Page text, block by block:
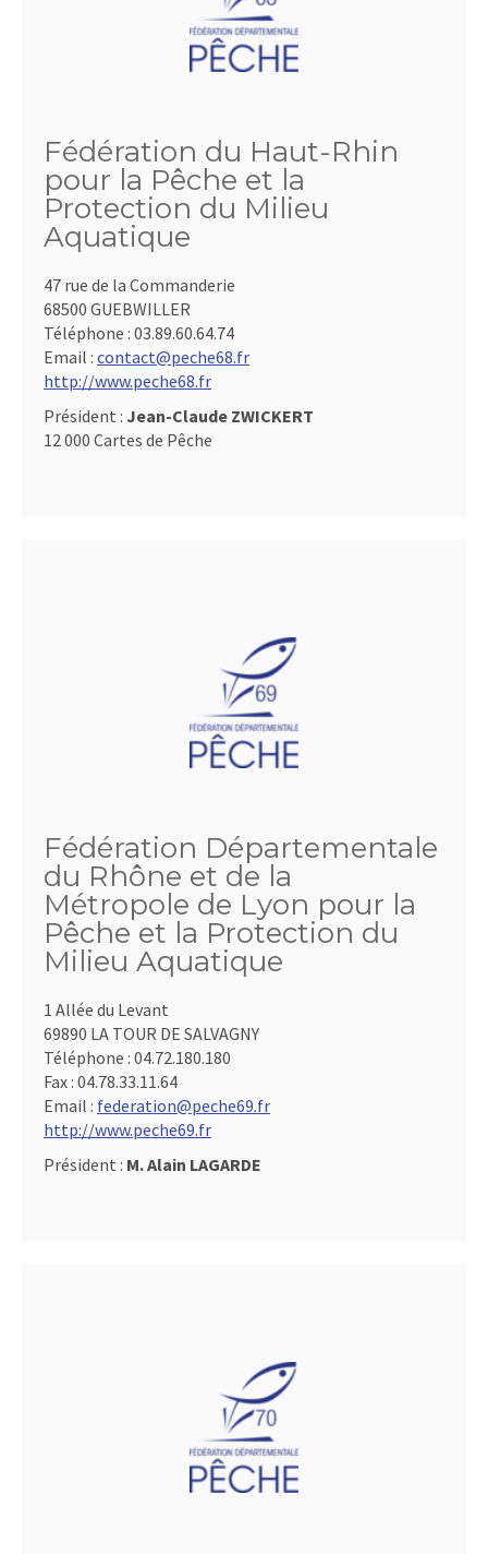
Fédération du Haut-Rhin
pour la Pêche et la
Protection du Milieu
Aquatique
47 rue de la Commanderie
68500 GUEBWILLER
Téléphone : 03.89.60.64.74
Email : contact@peche68.fr
http://www.peche68.fr
Président : Jean-Claude ZWICKERT
12 000 Cartes de Pêche
Fédération Départementale
du Rhône et de la
Métropole de Lyon pour la
Pêche et la Protection du
Milieu Aquatique
1 Allée du Levant
69890 LA TOUR DE SALVAGNY
Téléphone : 04.72.180.180
Fax : 04.78.33.11.64
Email : federation@peche69.fr
http://www.peche69.fr
Président : M. Alain LAGARDE